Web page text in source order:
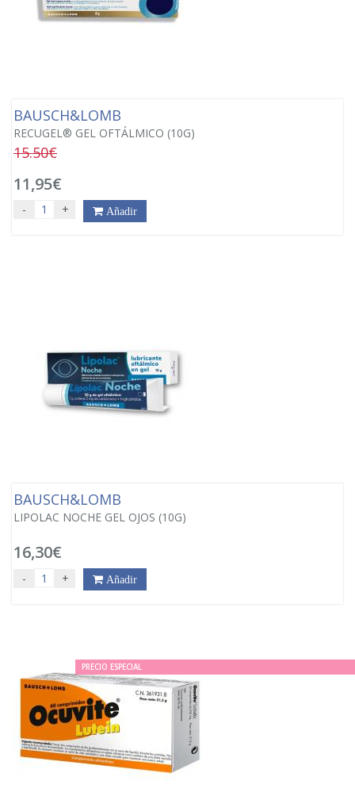
BAUSCH&LOMB
RECUGEL® GEL OFTÁLMICO (10G)
15.50€
11,95€
- + Añadir
BAUSCH&LOMB
LIPOLAC NOCHE GEL OJOS (10G)
16,30€
- + Añadir
PRECIO ESPECIAL